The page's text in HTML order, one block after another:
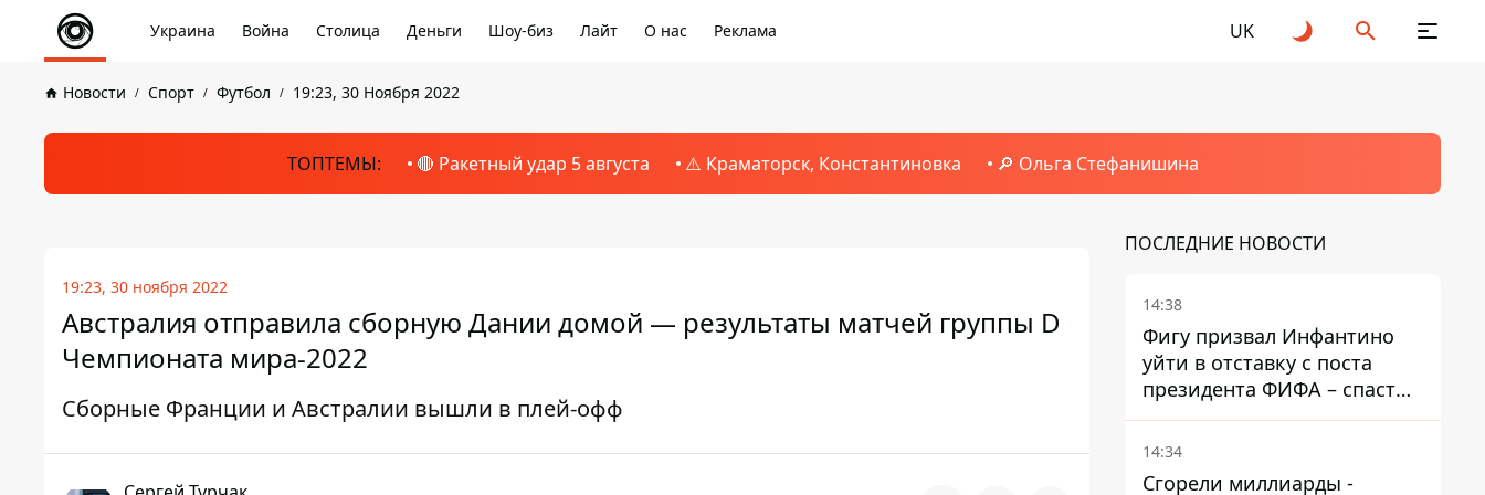
Украина Война Столица Деньги Шоу-биз Лайт О нас Реклама UK
Новости Спорт Футбол 19:23, 30 Ноября 2022
ТОПТЕМЫ: 🔴 Ракетный удар 5 августа ⚠️ Краматорск, Константиновка 🔎 Ольга Стефанишина
19:23, 30 ноября 2022
Австралия отправила сборную Дании домой — результаты матчей группы D
Чемпионата мира-2022
Сборные Франции и Австралии вышли в плей-офф
ПОСЛЕДНИЕ НОВОСТИ
14:38
Фигу призвал Инфантино
уйти в отставку с поста
президента ФИФА – спасти
футбол еще не поздно
14:34
Сгорели миллиарды -